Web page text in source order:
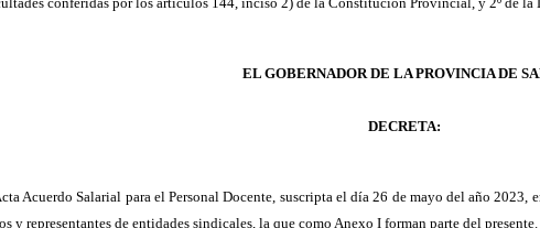
EL GOBERNADOR DE LA PROVINCIA DE
DECRETA:
Acuerdo Salarial para el Personal Docente, suscripta el día 26 de mayo del año
y representantes de entidades sindicales, la que como Anexo I forman parte del presente.